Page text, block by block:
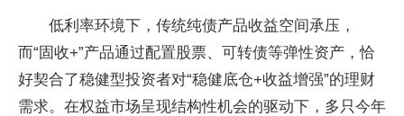
低利率环境下，传统纯债产品收益空间承压，
而“固收+”产品通过配置股票、可转债等弹性资产，恰
好契合了稳健型投资者对“稳健底仓+收益增强”的理财
需求。在权益市场呈现结构性机会的驱动下，多只今年